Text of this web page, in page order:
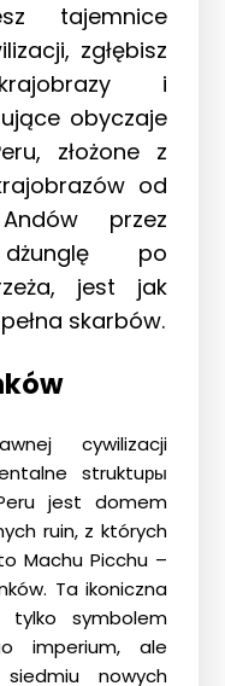
tajemnice
zgłębisz
i
obyczaje
złożone z
od
przez
po
jest jak
skarbów.
cywilizacji
struktuры
jest domem
ruin, z których
Machu Picchu –
Ta ikoniczna
symbolem
imperium, ale
nowych